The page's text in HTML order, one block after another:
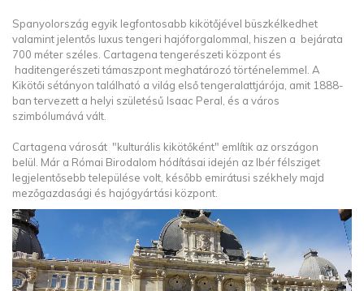
Spanyolország egyik legfontosabb kikötőjével büszkélkedhet
valamint jelentős luxus tengeri hajóforgalommal, hiszen a bejárata
700 méter széles. Cartagena tengerészeti központ és
haditengerészeti támaszpont meghatározó történelemmel. A
Kikötői sétányon található a világ első tengeralattjárója, amit 1888-
ban tervezett a helyi születésű Isaac Peral, és a város
szimbólumává vált.
Cartagena városát "kulturális kikötőként" említik az országon
belül. Már a Római Birodalom hódításai idején az Ibér félsziget
legjelentősebb települése volt, később emirátusi székhely majd
mezőgazdasági és hajógyártási központ.